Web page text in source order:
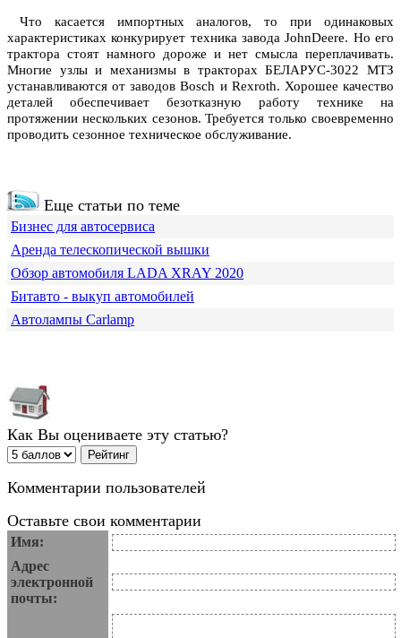
Что касается импортных аналогов, то при одинаковых
характеристиках конкурирует техника завода JohnDeere. Но его
трактора стоят намного дороже и нет смысла переплачивать.
Многие узлы и механизмы в тракторах БЕЛАРУС-3022 МТЗ
устанавливаются от заводов Bosch и Rexroth. Хорошее качество
деталей обеспечивает безотказную работу технике на
протяжении нескольких сезонов. Требуется только своевременно
проводить сезонное техническое обслуживание.
Еще статьи по теме
Бизнес для автосервиса
Аренда телескопической вышки
Обзор автомобиля LADA XRAY 2020
Битавто - выкуп автомобилей
Автолампы Carlamp
Как Вы оцениваете эту статью?
Комментарии пользователей
Оставьте свои комментарии
Имя:
Адрес
электронной
почты: